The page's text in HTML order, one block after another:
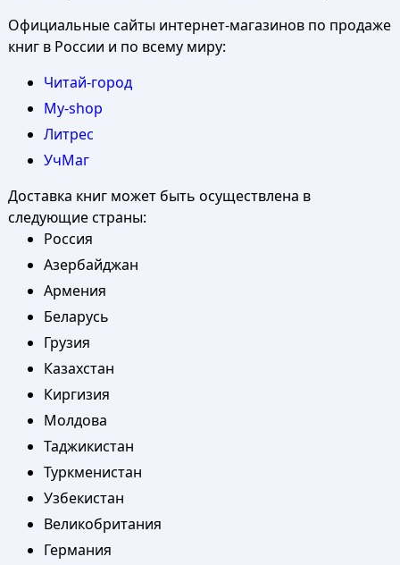
Официальные сайты интернет-магазинов по продаже
книг в России и по всему миру:
Читай-город
My-shop
Литрес
УчМаг
Доставка книг может быть осуществлена в
следующие страны:
Россия
Азербайджан
Армения
Беларусь
Грузия
Казахстан
Киргизия
Молдова
Таджикистан
Туркменистан
Узбекистан
Великобритания
Германия